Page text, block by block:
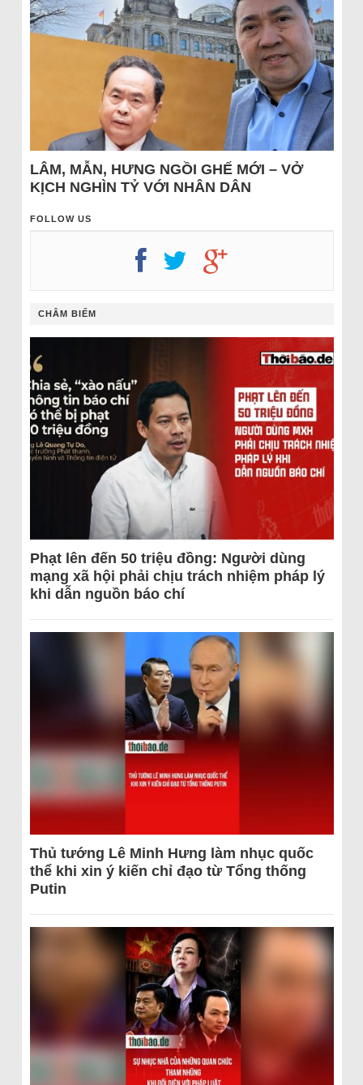
LÂM, MẪN, HƯNG NGỒI GHẾ MỚI – VỞ
KỊCH NGHÌN TỶ VỚI NHÂN DÂN
FOLLOW US
CHÂM BIẾM
Phạt lên đến 50 triệu đồng: Người dùng
mạng xã hội phải chịu trách nhiệm pháp lý
khi dẫn nguồn báo chí
Thủ tướng Lê Minh Hưng làm nhục quốc
thể khi xin ý kiến chỉ đạo từ Tổng thống
Putin